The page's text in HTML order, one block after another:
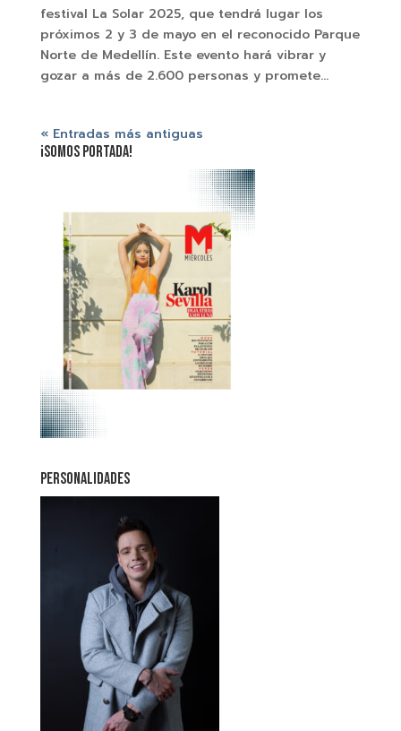
festival La Solar 2025, que tendrá lugar los
próximos 2 y 3 de mayo en el reconocido Parque
Norte de Medellín. Este evento hará vibrar y
gozar a más de 2.600 personas y promete...
« Entradas más antiguas
¡SOMOS PORTADA!
PERSONALIDADES